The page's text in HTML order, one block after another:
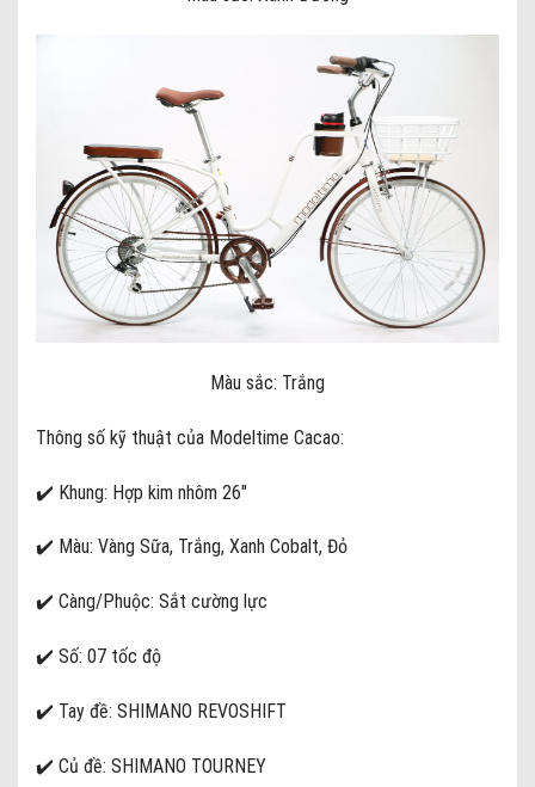
Màu sắc: Trắng
Thông số kỹ thuật của Modeltime Cacao:
✔️ Khung: Hợp kim nhôm 26″
✔️ Màu: Vàng Sữa, Trắng, Xanh Cobalt, Đỏ
✔️ Càng/Phuộc: Sắt cường lực
✔️ Số: 07 tốc độ
✔️ Tay đề: SHIMANO REVOSHIFT
✔️ Củ đề: SHIMANO TOURNEY